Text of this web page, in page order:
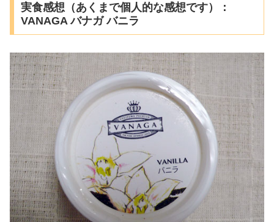
実食感想（あくまで個人的な感想です）：
VANAGA バナガ バニラ